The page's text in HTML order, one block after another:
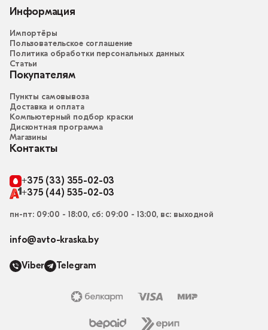
Информация
Импортёры
Пользовательское соглашение
Политика обработки персональных данных
Статьи
Покупателям
Пункты самовывоза
Доставка и оплата
Компьютерный подбор краски
Дисконтная программа
Магазины
Контакты
+375 (33) 355-02-03
+375 (44) 535-02-03
пн-пт: 09:00 - 18:00, сб: 09:00 - 13:00, вс: выходной
info@avto-kraska.by
Viber Telegram